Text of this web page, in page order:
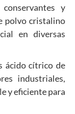
y
polvo cristalino
en diversas
ácido cítrico de
industriales,
y eficiente para